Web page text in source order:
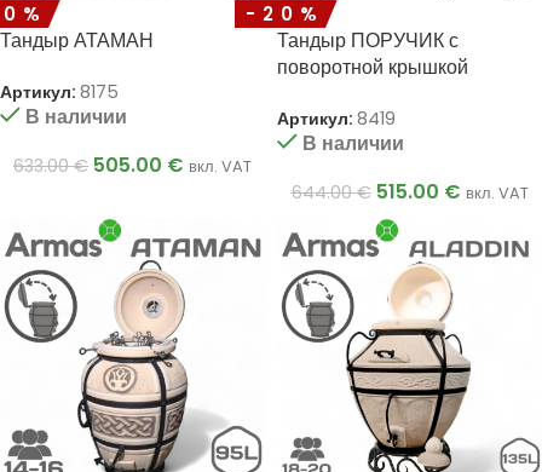
Тандыр АТАМАН
Артикул: 8175
В наличии
633.00€ 505.00 € вкл. VAT
-20%
Тандыр ПОРУЧИК с
поворотной крышкой
Артикул: 8419
В наличии
644.00€ 515.00 € вкл. VAT